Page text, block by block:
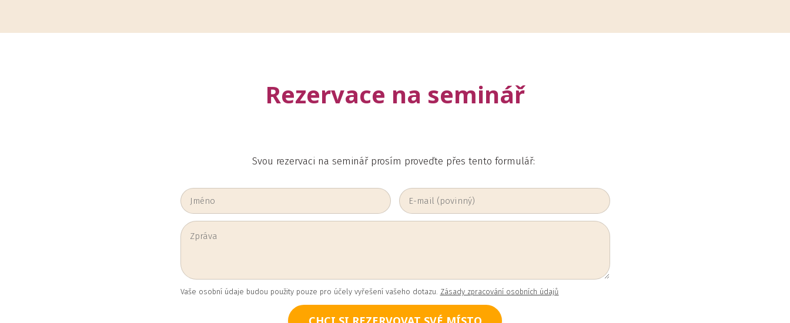
Rezervace na seminář
Svou rezervaci na seminář prosím proveďte přes tento formulář:
Vaše osobní údaje budou použity pouze pro účely vyřešení vašeho dotazu. Zásady zpracování osobních údajů